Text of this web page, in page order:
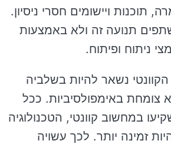
תוכנות ויישומים חסרי ניסיון.
תנועה זה ולא באמצעות
ניתוח ופיתוח.
נשאר להיות בשלביה
צומחת באימפולסיביות. ככל
במחשוב קוונטי, הטכנולוגיה
זמינה יותר. לכך עשויה